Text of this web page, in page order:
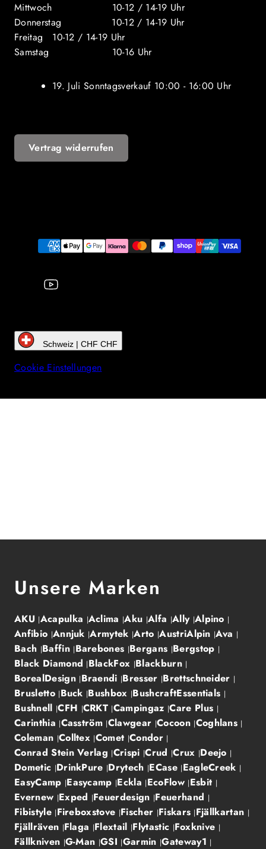
Mittwoch 10-12 / 14-19 Uhr
Donnerstag 10-12 / 14-19 Uhr
Freitag 10-12 / 14-19 Uhr
Samstag 10-16 Uhr
19. Juli Sonntagsverkauf 10:00 - 16:00 Uhr
Vertrag widerrufen
Zahlungsarten
YouTube
Schweiz | CHF CHF
Cookie Einstellungen
Unsere Marken
AKU Acapulka Aclima Aku Alfa Ally Alpino
Anfibio Annjuk Armytek Arto AustriAlpin Ava
Bach Baffin Barebones Bergans Bergstop
Black Diamond BlackFox Blackburn
BorealDesign Braendi Bresser Brettschneider
Brusletto Buck Bushbox BushcraftEssentials
Bushnell CFH CRKT Campingaz Care Plus
Carinthia Casström Clawgear Cocoon Coghlans
Coleman Colltex Comet Condor
Conrad Stein Verlag Crispi Crud Crux Deejo
Dometic DrinkPure Drytech ECase EagleCreek
EasyCamp Easycamp Eckla EcoFlow Esbit
Evernew Exped Feuerdesign Feuerhand
Fibistyle Fireboxstove Fischer Fiskars Fjällkartan
Fjällräven Flaga Flextail Flytastic Foxknive
Fällkniven G-Man GSI Garmin Gateway1